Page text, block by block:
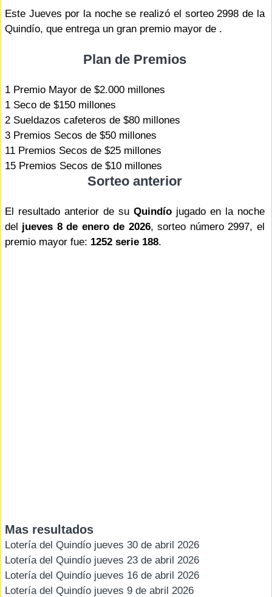
Este Jueves por la noche se realizó el sorteo 2998 de la
Quindío, que entrega un gran premio mayor de .
Plan de Premios
1 Premio Mayor de $2.000 millones
1 Seco de $150 millones
2 Sueldazos cafeteros de $80 millones
3 Premios Secos de $50 millones
11 Premios Secos de $25 millones
15 Premios Secos de $10 millones
Sorteo anterior
El resultado anterior de su Quindíojugado en la noche
del jueves 8 de enero de 2026, sorteo número 2997, el
premio mayor fue: 1252 serie 188.
Mas resultados
Lotería del Quindío jueves 30 de abril 2026
Lotería del Quindío jueves 23 de abril 2026
Lotería del Quindío jueves 16 de abril 2026
Lotería del Quindío jueves 9 de abril 2026